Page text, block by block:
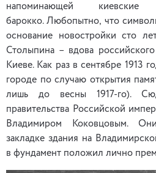
напоминающей
барокко. Любопытно, что
основание новостройки сто
Столыпина – вдова
Киеве. Как раз в сентябре 1913
городе по случаю открытия
лишь до весны 1917-го).
правительства Российской
Владимиром Коковцовым.
закладке здания на
в фундамент положил лично